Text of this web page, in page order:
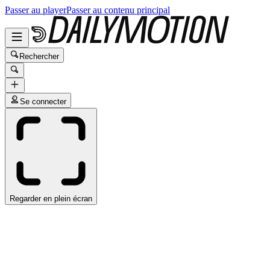
Passer au playerPasser au contenu principal
Rechercher
Se connecter
Regarder en plein écran